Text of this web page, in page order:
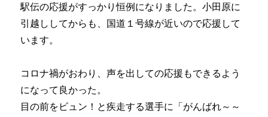
駅伝の応援がすっかり恒例になりました。小田原に
引越ししてからも、国道１号線が近いので応援して
います。
コロナ禍がおわり、声を出しての応援もできるよう
になって良かった。
目の前をビュン！と疾走する選手に「がんばれ～～